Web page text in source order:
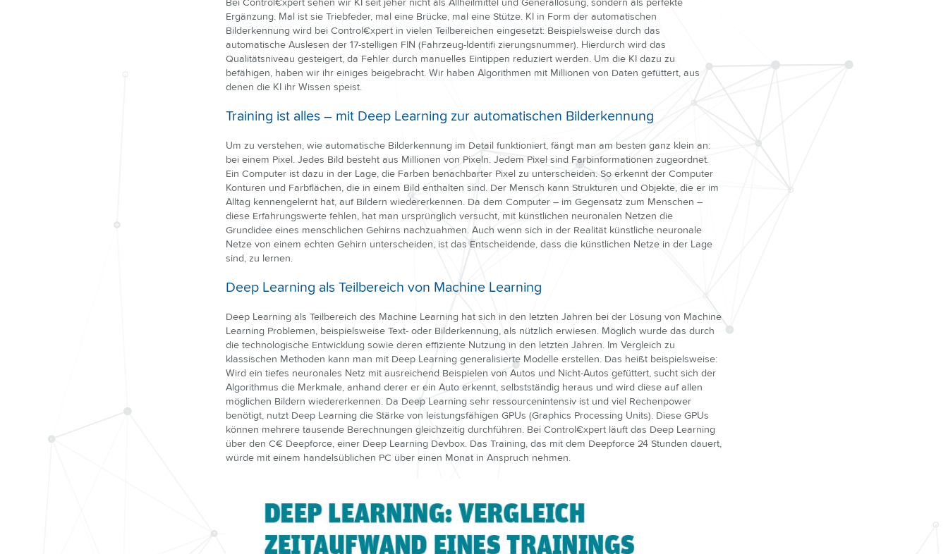
Ergänzung. Mal ist sie Triebfeder, mal eine Brücke, mal eine Stütze. KI in Form der automatischen
Bilderkennung wird bei Control€xpert in vielen Teilbereichen eingesetzt: Beispielsweise durch das
automatische Auslesen der 17-stelligen FIN (Fahrzeug-Identifi zierungsnummer). Hierdurch wird das
Qualitätsniveau gesteigert, da Fehler durch manuelles Eintippen reduziert werden. Um die KI dazu zu
befähigen, haben wir ihr einiges beigebracht. Wir haben Algorithmen mit Millionen von Daten gefüttert, aus
denen die KI ihr Wissen speist.
Training ist alles – mit Deep Learning zur automatischen Bilderkennung
Um zu verstehen, wie automatische Bilderkennung im Detail funktioniert, fängt man am besten ganz klein an:
bei einem Pixel. Jedes Bild besteht aus Millionen von Pixeln. Jedem Pixel sind Farbinformationen zugeordnet.
Ein Computer ist dazu in der Lage, die Farben benachbarter Pixel zu unterscheiden. So erkennt der Computer
Konturen und Farbflächen, die in einem Bild enthalten sind. Der Mensch kann Strukturen und Objekte, die er im
Alltag kennengelernt hat, auf Bildern wiedererkennen. Da dem Computer – im Gegensatz zum Menschen –
diese Erfahrungswerte fehlen, hat man ursprünglich versucht, mit künstlichen neuronalen Netzen die
Grundidee eines menschlichen Gehirns nachzuahmen. Auch wenn sich in der Realität künstliche neuronale
Netze von einem echten Gehirn unterscheiden, ist das Entscheidende, dass die künstlichen Netze in der Lage
sind, zu lernen.
Deep Learning als Teilbereich von Machine Learning
Deep Learning als Teilbereich des Machine Learning hat sich in den letzten Jahren bei der Lösung von Machine
Learning Problemen, beispielsweise Text- oder Bilderkennung, als nützlich erwiesen. Möglich wurde das durch
die technologische Entwicklung sowie deren effiziente Nutzung in den letzten Jahren. Im Vergleich zu
klassischen Methoden kann man mit Deep Learning generalisierte Modelle erstellen. Das heißt beispielsweise:
Wird ein tiefes neuronales Netz mit ausreichend Beispielen von Autos und Nicht-Autos gefüttert, sucht sich der
Algorithmus die Merkmale, anhand derer er ein Auto erkennt, selbstständig heraus und wird diese auf allen
möglichen Bildern wiedererkennen. Da Deep Learning sehr ressourcenintensiv ist und viel Rechenpower
benötigt, nutzt Deep Learning die Stärke von leistungsfähigen GPUs (Graphics Processing Units). Diese GPUs
können mehrere tausende Berechnungen gleichzeitig durchführen. Bei Control€xpert läuft das Deep Learning
über den C€ Deepforce, einer Deep Learning Devbox. Das Training, das mit dem Deepforce 24 Stunden dauert,
würde mit einem handelsüblichen PC über einen Monat in Anspruch nehmen.